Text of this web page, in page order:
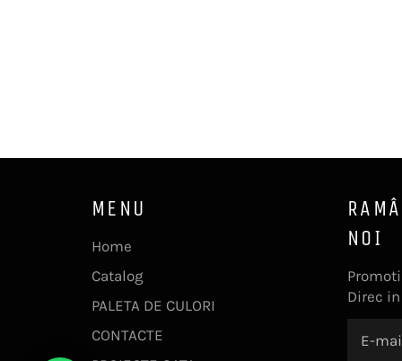
MENU
Home
Catalog
PALETA DE CULORI
CONTACTE
NOI
Direc